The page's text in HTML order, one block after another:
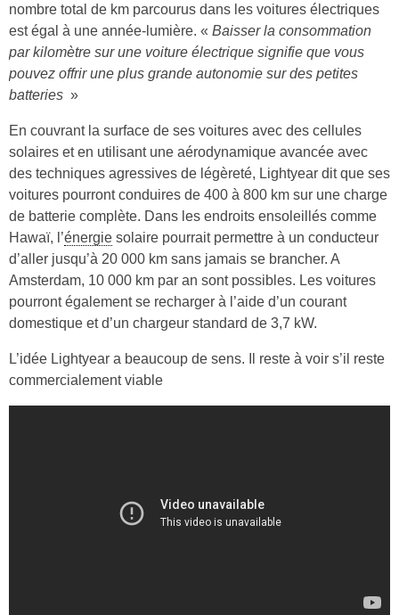
nombre total de km parcourus dans les voitures électriques
est égal à une année-lumière. « Baisser la consommation
par kilomètre sur une voiture électrique signifie que vous
pouvez offrir une plus grande autonomie sur des petites
batteries »
En couvrant la surface de ses voitures avec des cellules
solaires et en utilisant une aérodynamique avancée avec
des techniques agressives de légèreté, Lightyear dit que ses
voitures pourront conduires de 400 à 800 km sur une charge
de batterie complète. Dans les endroits ensoleillés comme
Hawaï, l’énergie solaire pourrait permettre à un conducteur
d’aller jusqu’à 20 000 km sans jamais se brancher. A
Amsterdam, 10 000 km par an sont possibles. Les voitures
pourront également se recharger à l’aide d’un courant
domestique et d’un chargeur standard de 3,7 kW.
L’idée Lightyear a beaucoup de sens. Il reste à voir s’il reste
commercialement viable